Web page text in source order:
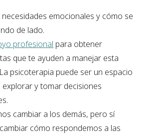
necesidades emocionales y cómo se
de lado.
profesional para obtener
que te ayuden a manejar esta
psicoterapia puede ser un espacio
explorar y tomar decisiones
cambiar a los demás, pero sí
cómo respondemos a las